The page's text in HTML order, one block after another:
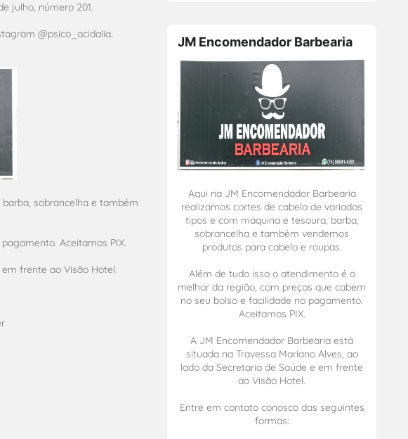
julho, número 201.
@psico_acidalia.
sobrancelha e também
Aceitamos PIX.
frente ao Visão Hotel.
JM Encomendador Barbearia
Aqui na JM Encomendador Barbearia
realizamos cortes de cabelo de variados
tipos e com máquina e tesoura, barba,
sobrancelha e também vendemos
produtos para cabelo e roupas.
Além de tudo isso o atendimento é o
melhor da região, com preços que cabem
no seu bolso e facilidade no pagamento.
Aceitamos PIX.
A JM Encomendador Barbearia está
situada na Travessa Mariano Alves, ao
lado da Secretaria de Saúde e em frente
ao Visão Hotel.
Entre em contato conosco das seguintes
formas: